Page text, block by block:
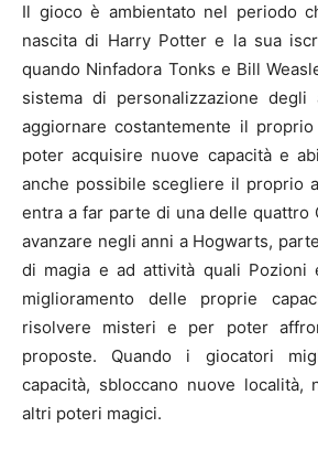
Il gioco è ambientato nel periodo
nascita di Harry Potter e la sua
quando Ninfadora Tonks e Bill
sistema di personalizzazione degli
aggiornare costantemente il
poter acquisire nuove capacità e
anche possibile scegliere il proprio
entra a far parte di una delle quattro
avanzare negli anni a Hogwarts,
di magia e ad attività quali Pozioni
miglioramento delle proprie
risolvere misteri e per poter
proposte. Quando i giocatori
capacità, sbloccano nuove località,
altri poteri magici.